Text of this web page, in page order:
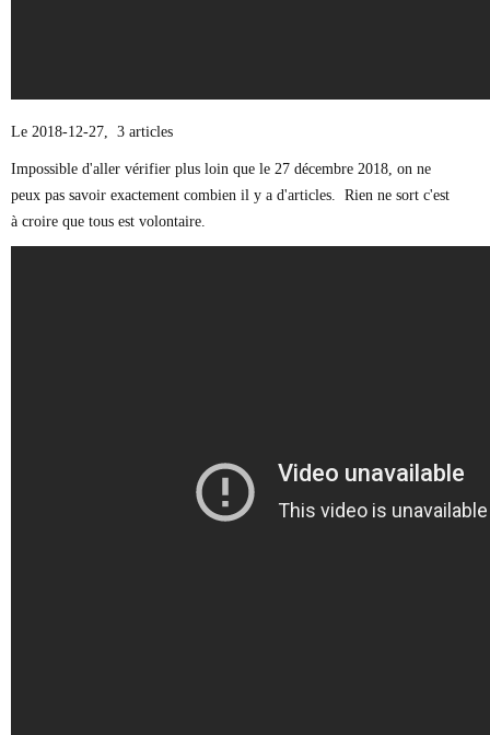
Le 2018-12-27, 3 articles
Impossible d'aller vérifier plus loin que le 27 décembre 2018, on ne
peux pas savoir exactement combien il y a d'articles. Rien ne sort c'est
à croire que tous est volontaire.